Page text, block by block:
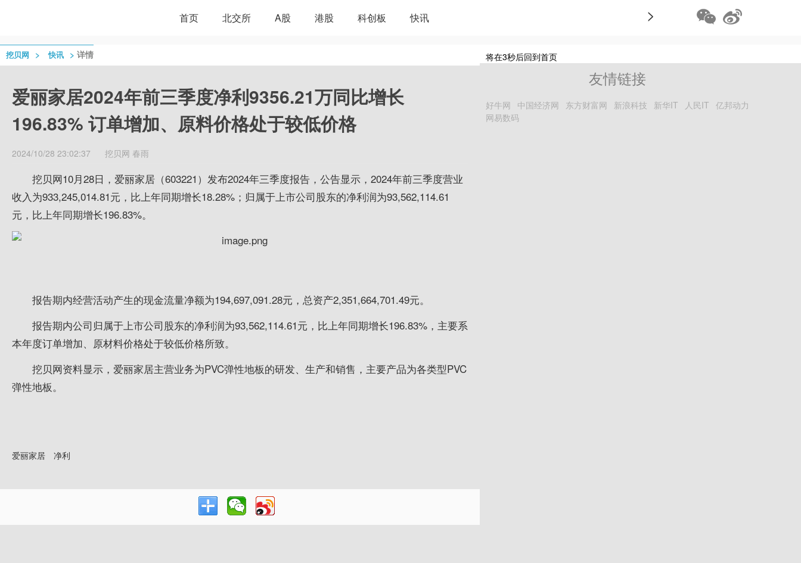
首页 北交所 A股 港股 科创板 快讯 >
挖贝网 > 快讯 > 详情
爱丽家居2024年前三季度净利9356.21万同比增长
196.83% 订单增加、原料价格处于较低价格
2024/10/28 23:02:37 挖贝网 春雨
挖贝网10月28日，爱丽家居（603221）发布2024年三季度报告，公告显示，2024年前三季度营业
收入为933,245,014.81元，比上年同期增长18.28%；归属于上市公司股东的净利润为93,562,114.61
元，比上年同期增长196.83%。
报告期内经营活动产生的现金流量净额为194,697,091.28元，总资产2,351,664,701.49元。
报告期内公司归属于上市公司股东的净利润为93,562,114.61元，比上年同期增长196.83%，主要系
本年度订单增加、原材料价格处于较低价格所致。
挖贝网资料显示，爱丽家居主营业务为PVC弹性地板的研发、生产和销售，主要产品为各类型PVC
弹性地板。
爱丽家居 净利
将在3秒后回到首页
友情链接
好牛网 中国经济网 东方财富网 新浪科技 新华IT 人民IT 亿邦动力
网易数码